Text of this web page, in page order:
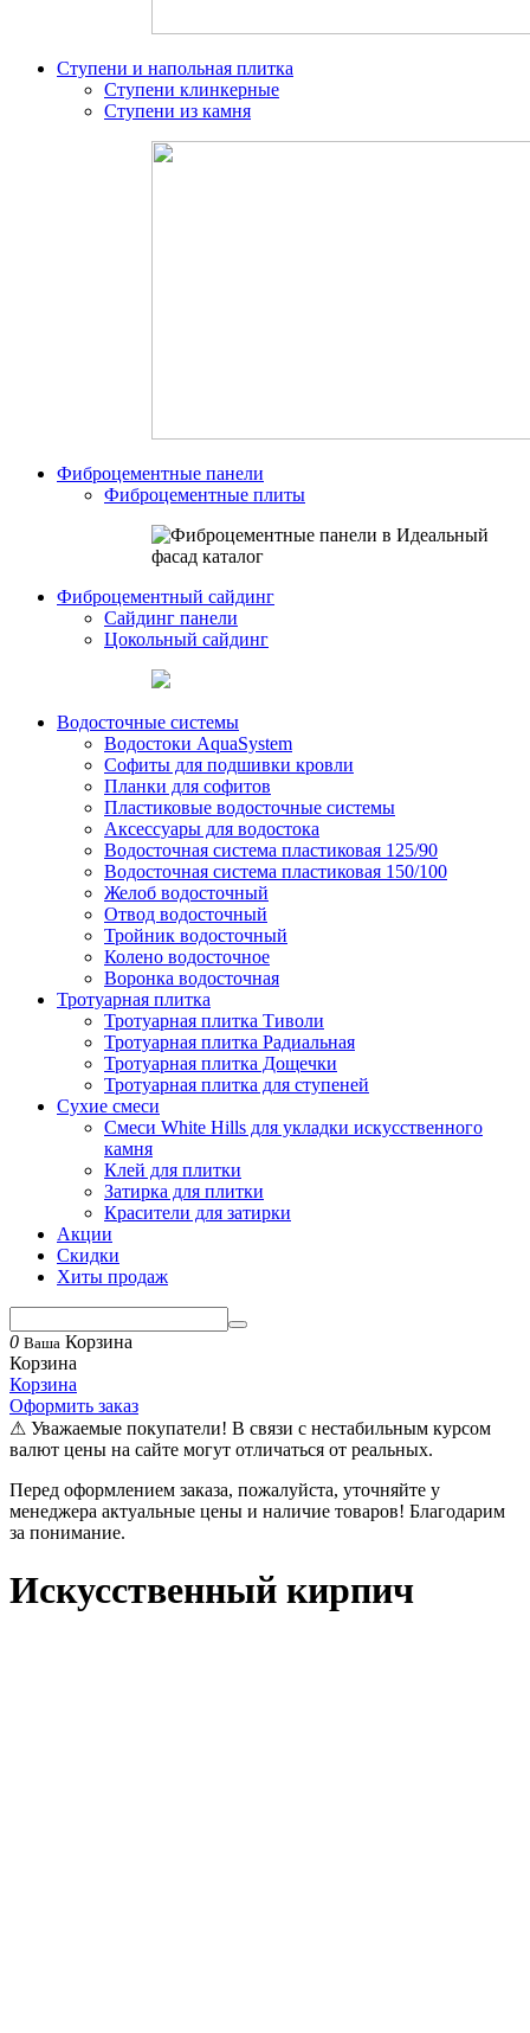
Ступени и напольная плитка
Ступени клинкерные
Ступени из камня
Фиброцементные панели
Фиброцементные плиты
Фиброцементный сайдинг
Сайдинг панели
Цокольный сайдинг
Водосточные системы
Водостоки AquaSystem
Софиты для подшивки кровли
Планки для софитов
Пластиковые водосточные системы
Аксессуары для водостока
Водосточная система пластиковая 125/90
Водосточная система пластиковая 150/100
Желоб водосточный
Отвод водосточный
Тройник водосточный
Колено водосточное
Воронка водосточная
Тротуарная плитка
Тротуарная плитка Тиволи
Тротуарная плитка Радиальная
Тротуарная плитка Дощечки
Тротуарная плитка для ступеней
Сухие смеси
Смеси White Hills для укладки искусственного
камня
Клей для плитки
Затирка для плитки
Красители для затирки
Акции
Скидки
Хиты продаж
0 Ваша Корзина
Корзина
Корзина
Оформить заказ
⚠ Уважаемые покупатели! В связи с нестабильным курсом
валют цены на сайте могут отличаться от реальных.
Перед оформлением заказа, пожалуйста, уточняйте у
менеджера актуальные цены и наличие товаров! Благодарим
за понимание.
Искусственный кирпич